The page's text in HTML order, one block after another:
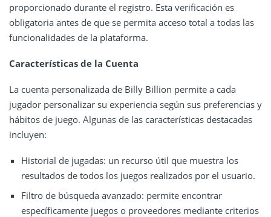
proporcionado durante el registro. Esta verificación es
obligatoria antes de que se permita acceso total a todas las
funcionalidades de la plataforma.
Características de la Cuenta
La cuenta personalizada de Billy Billion permite a cada
jugador personalizar su experiencia según sus preferencias y
hábitos de juego. Algunas de las características destacadas
incluyen:
Historial de jugadas: un recurso útil que muestra los
resultados de todos los juegos realizados por el usuario.
Filtro de búsqueda avanzado: permite encontrar
específicamente juegos o proveedores mediante criterios